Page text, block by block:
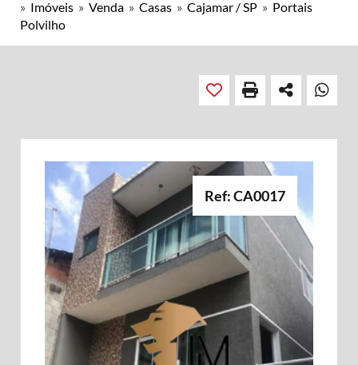
» Imóveis » Venda » Casas » Cajamar / SP » Portais
Polvilho
Ref: CA0017